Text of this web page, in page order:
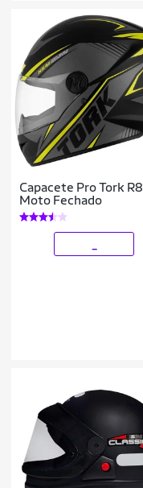
Capacete Pro Tork R8
Moto Fechado